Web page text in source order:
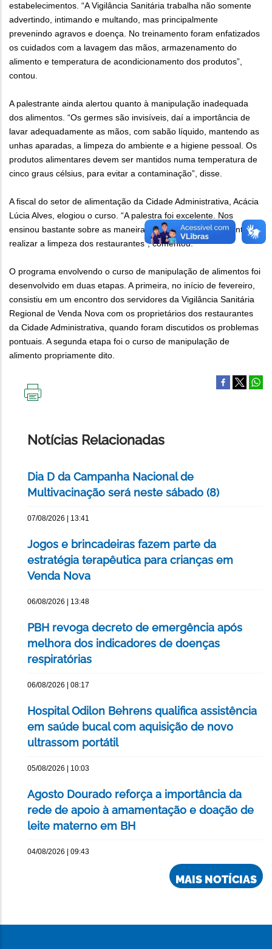
estabelecimentos. “A Vigilância Sanitária trabalha não somente
advertindo, intimando e multando, mas principalmente
prevenindo agravos e doença. No treinamento foram enfatizados
os cuidados com a lavagem das mãos, armazenamento do
alimento e temperatura de acondicionamento dos produtos”,
contou.
A palestrante ainda alertou quanto à manipulação inadequada
dos alimentos. “Os germes são invisíveis, daí a importância de
lavar adequadamente as mãos, com sabão líquido, mantendo as
unhas aparadas, a limpeza do ambiente e a higiene pessoal. Os
produtos alimentares devem ser mantidos numa temperatura de
cinco graus célsius, para evitar a contaminação”, disse.
A fiscal do setor de alimentação da Cidade Administrativa, Acácia
Lúcia Alves, elogiou o curso. “A palestra foi excelente. Nos
ensinou bastante sobre as maneiras de higienizar os alimentos e
realizar a limpeza dos restaurantes”, comentou.
O programa envolvendo o curso de manipulação de alimentos foi
desenvolvido em duas etapas. A primeira, no início de fevereiro,
consistiu em um encontro dos servidores da Vigilância Sanitária
Regional de Venda Nova com os proprietários dos restaurantes
da Cidade Administrativa, quando foram discutidos os problemas
pontuais. A segunda etapa foi o curso de manipulação de
alimento propriamente dito.
Notícias Relacionadas
Dia D da Campanha Nacional de
Multivacinação será neste sábado (8)
07/08/2026 | 13:41
Jogos e brincadeiras fazem parte da
estratégia terapêutica para crianças em
Venda Nova
06/08/2026 | 13:48
PBH revoga decreto de emergência após
melhora dos indicadores de doenças
respiratórias
06/08/2026 | 08:17
Hospital Odilon Behrens qualifica assistência
em saúde bucal com aquisição de novo
ultrassom portátil
05/08/2026 | 10:03
Agosto Dourado reforça a importância da
rede de apoio à amamentação e doação de
leite materno em BH
04/08/2026 | 09:43
MAIS NOTÍCIAS